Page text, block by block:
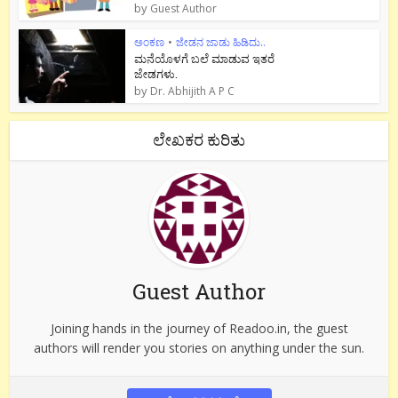
by Guest Author
ಅಂಕಣ • ಜೇಡನ ಜಾಡು ಹಿಡಿದು..
ಮನೆಯೊಳಗೆ ಬಲೆ ಮಾಡುವ ಇತರೆ
ಜೇಡಗಳು.
by Dr. Abhijith A P C
ಲೇಖಕರ ಕುರಿತು
Guest Author
Joining hands in the journey of Readoo.in, the guest
authors will render you stories on anything under the sun.